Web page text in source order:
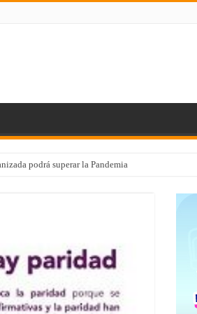
podrá superar la Pandemia